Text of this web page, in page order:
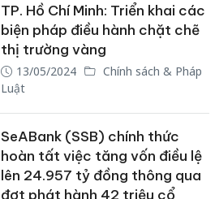
TP. Hồ Chí Minh: Triển khai các
biện pháp điều hành chặt chẽ
thị trường vàng
13/05/2024
Chính sách & Pháp
Luật
SeABank (SSB) chính thức
hoàn tất việc tăng vốn điều lệ
lên 24.957 tỷ đồng thông qua
đợt phát hành 42 triệu cổ